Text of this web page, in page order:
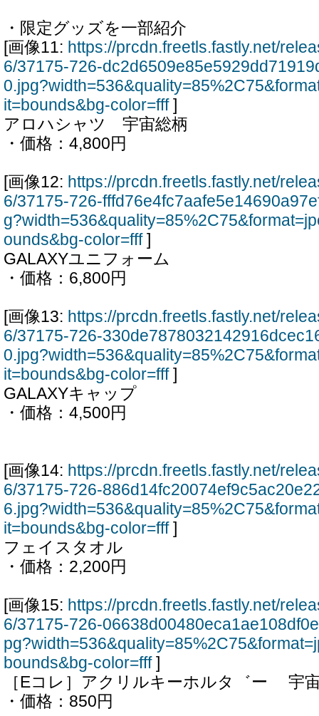
・限定グッズを一部紹介
[画像11: https://prcdn.freetls.fastly.net/
6/37175-726-
it=bounds&bg-color=fff]
アロハシャツ 宇宙総柄
・価格：4,800円
[画像12: https://prcdn.freetls.fastly.net/
6/37175-726-
ounds&bg-color=fff]
GALAXYユニフォーム
・価格：6,800円
[画像13: https://prcdn.freetls.fastly.net/
6/37175-726-
it=bounds&bg-color=fff]
GALAXYキャップ
・価格：4,500円
[画像14: https://prcdn.freetls.fastly.net/
6/37175-726-
it=bounds&bg-color=fff]
フェイスタオル
・価格：2,200円
[画像15: https://prcdn.freetls.fastly.net/
6/37175-726-
bounds&bg-color=fff]
［Eコレ］アクリルキーホルタ゛ー 宇
・価格：850円